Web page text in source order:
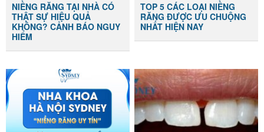
NIỀNG RĂNG TẠI NHÀ CÓ
THẬT SỰ HIỆU QUẢ
KHÔNG? CẢNH BÁO NGUY
HIỂM
TOP 5 CÁC LOẠI NIỀNG
RĂNG ĐƯỢC ƯU CHUỘNG
NHẤT HIỆN NAY